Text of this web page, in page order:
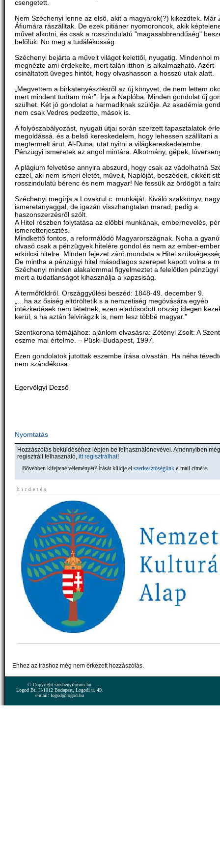
csengetett.
Nem Széchenyi lenne az első, akit a magyarok(?) kikezdtek. Már
Áfiumára rászálltak. De ezek pitiáner nyomoroncok, akik
művet alkotni, és csak a rosszindulatú "magasabbrendűség"
belőlük. No meg a tudálékosság.
Széchenyi bejárta a művelt világot kelettől, nyugatig. Mindenhol
megnézte ami érdekelte, mert talán itthon is alkalmazható. Azért
csináltatott üveges hintót, hogy olvashasson a hosszú utak alatt.
„Megvettem a birkatenyésztésről az új könyvet, de nem lettem
mert mindent tudtam már”. Írja a Naplóba. Minden gondolat új
szülhet. Két jó gondolat a harmadiknak szülője. Az akadémia
nem csak Vedres pedzette, mások is.
A folyószabályozást, nyugati útjai során szerzett tapasztalatok
megoldássá. és a belső kereskedelem, hogy lehessen szállítani a
megtermelt árut. Al-Duna: utat nyitni a világkereskedelembe.
Pénzügyi ismeretek az angol mintára. Alkotmány, gépek,
A plágium felvetése annyira abszurd, hogy csak az vádolhatná
ezzel, aki nem ismeri életét, műveit, Naplóját, beszédeit, cikkeit
rosszindulatú bérenc és nem magyar! Ne fessük az ördögöt a
Széchenyi megírja a Lovakrul c. munkáját. Kiváló szakkönyv, nagy
ismeretanyaggal, de igazán visszhangtalan marad, pedig a
haszonszerzésről szólt.
A Hitel részben folytatása az előbbi munkának, embernevelés,
ismeretterjesztés.
Mindkettő fontos, a reformálódó Magyarországnak. Noha a
olvasó csak a pénzügyek hitelére gondol és nem az ember-
erkölcsi hitelre. Minden fejezet záró mondata a Hitel
De mintha a pénzügyi hitel másodlagos szerepet kapott volna a
Széchenyi minden alakalommal figyelmeztet a felelőtlen pénzügyi
mert a tudatlanságot kihasználja a kapzsiság.
A termőföldről. Országgyűlési beszéd: 1848-49. december 9.
„…ha az ősiség eltöröltetik s a nemzetiség megóvására egyéb
intézkedések nem tétetnek, ezen eladósodott ország idegen
kerül, s ha aztán felvirágzik is, nem lesz többé magyar.”
Szentkorona témájához: ajánlom olvasásra: Zétényi Zsolt: A
eszme mai értelme. – Püski-Budapest, 1997.
Ezen gondolatok jutottak eszembe írása olvastán. Ha néha
nem szándékosa.
Egervölgyi Dezső
Nyomtatás
Hozzászólás beküldéséhez lépjen be felhasználónevével. Amennyiben
regisztrált felhasználó, itt regisztrálhat!
Bővebben kifejtené véleményét? Írását küldje el szerkesztőségünk e-mail címére.
hirdetés
Ehhez az íráshoz még nem érkezett hozzászólás.
© Copyright szechenyiforum.hu
Logod Bt. H-1012 Budapest, Logodi u. 49.
e-mail: logod@logod.hu